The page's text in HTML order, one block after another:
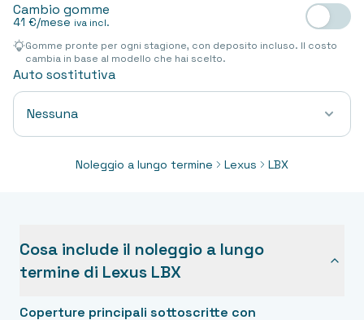
Cambio gomme
41 €/mese iva incl.
Gomme pronte per ogni stagione, con deposito incluso. Il costo
cambia in base al modello che hai scelto.
Auto sostitutiva
Nessuna
Noleggio a lungo termine Lexus LBX
Cosa include il noleggio a lungo
termine di Lexus LBX
Coperture principali sottoscritte con